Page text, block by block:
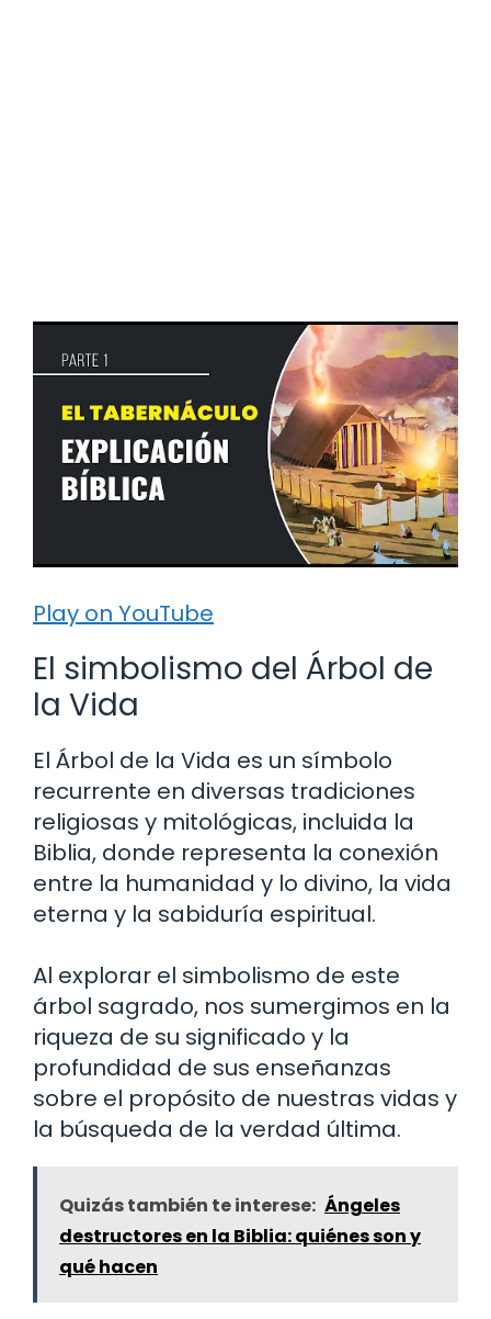
Play on YouTube
El simbolismo del Árbol de
la Vida
El Árbol de la Vida es un símbolo
recurrente en diversas tradiciones
religiosas y mitológicas, incluida la
Biblia, donde representa la conexión
entre la humanidad y lo divino, la vida
eterna y la sabiduría espiritual.
Al explorar el simbolismo de este
árbol sagrado, nos sumergimos en la
riqueza de su significado y la
profundidad de sus enseñanzas
sobre el propósito de nuestras vidas y
la búsqueda de la verdad última.
Quizás también te interese: Ángeles
destructores en la Biblia: quiénes son y
qué hacen